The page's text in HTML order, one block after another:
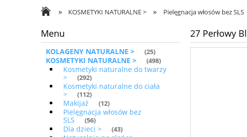
ZDROWA ŻYWNOŚĆ
» KOSMETYKI NATURALNE > » Pielęgnacja włosów bez SLS
Menu
KOLAGENY NATURALNE > (25)
KOSMETYKI NATURALNE > (498)
Kosmetyki naturalne do twarzy
>
(292)
Kosmetyki naturalne do ciała
>
(112)
Makijaż (12)
Pielęgnacja włosów bez
SLS
(56)
Dla dzieci > (43)
27 Perłowy